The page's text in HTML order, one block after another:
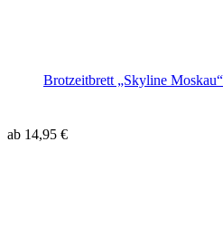
Brotzeitbrett „Skyline
ab 14,95 €